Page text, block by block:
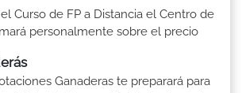
Curso de FP a Distancia el Centro de
personalmente sobre el precio
Ganaderas te preparará para